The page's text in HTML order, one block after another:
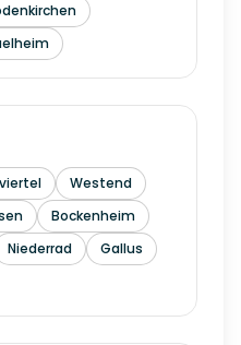
Westend
Bockenheim
Niederrad
Gallus